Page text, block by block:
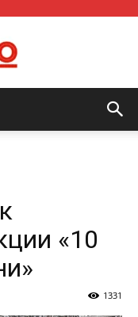
«10
1331